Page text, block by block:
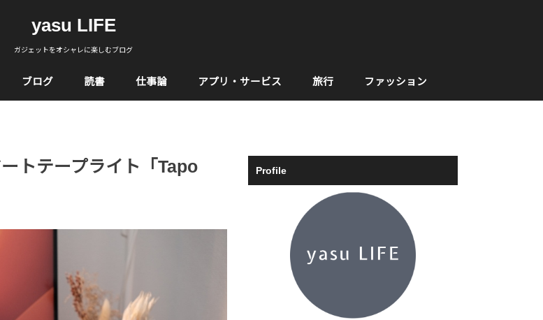
yasu LIFE
ガジェットをオシャレに楽しむブログ
ブログ 読書 仕事論 アプリ・サービス 旅行 ファッション
トテープライト「Tapo
Profile